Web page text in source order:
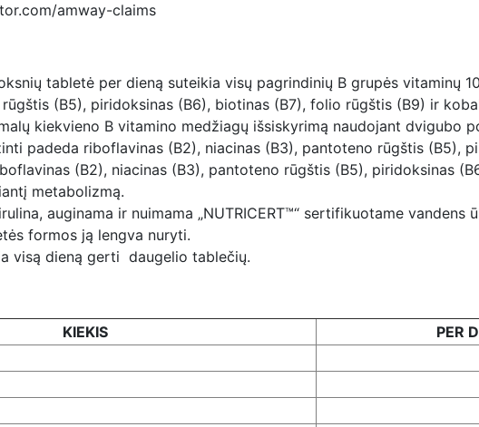
amway-claims
tabletė per dieną suteikia visų pagrindinių B grupės vitaminų
(B5), piridoksinas (B6), biotinas (B7), folio rūgštis (B9) ir
kiekvieno B vitamino medžiagų išsiskyrimą naudojant dvigubo
padeda riboflavinas (B2), niacinas (B3), pantoteno rūgštis (B5),
(B2), niacinas (B3), pantoteno rūgštis (B5), piridoksinas
metabolizmą.
auginama ir nuimama „NUTRICERT™“ sertifikuotame vandens
formos ją lengva nuryti.
visą dieną gerti daugelio tablečių.
KIEKIS PER